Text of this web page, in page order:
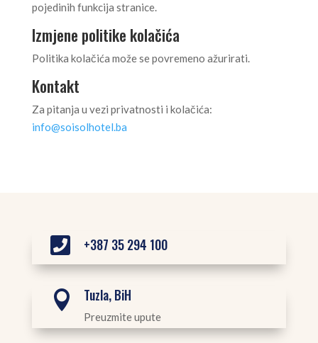
pojedinih funkcija stranice.
Izmjene politike kolačića
Politika kolačića može se povremeno ažurirati.
Kontakt
Za pitanja u vezi privatnosti i kolačića:
info@soisolhotel.ba
 +387 35 294 100
 Tuzla, BiH
Preuzmite upute